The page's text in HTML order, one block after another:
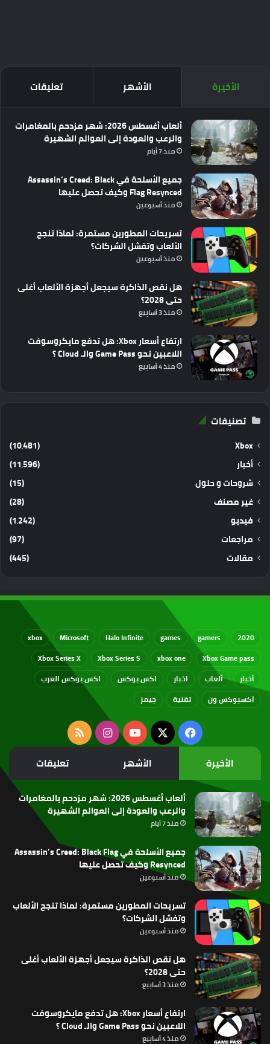
الأخيرة الأشهر تعليقات
ألعاب أغسطس 2026: شهر مزدحم بالمغامرات
والرعب والعودة إلى العوالم الشهيرة
منذ 7 أيام
جميع الأسلحة في Assassin’s Creed: Black
Flag Resynced وكيف تحصل عليها
منذ أسبوعين
تسريحات المطورين مستمرة: لماذا تنجح
الألعاب وتفشل الشركات؟
منذ أسبوعين
هل نقص الذاكرة سيجعل أجهزة الألعاب أغلى
حتى 2028؟
منذ 3 أسابيع
ارتفاع أسعار Xbox: هل تدفع مايكروسوفت
اللاعبين نحو Game Pass والـ Cloud ؟
منذ 4 أسابيع
تصنيفات
Xbox
(10٬481)
أخبار
(11٬596)
شروحات و حلول
(15)
غير مصنف
(28)
فيديو
(1٬242)
مراجعات
(97)
مقالات
(445)
2020
gamers
games
Halo Infinite
Microsoft
xbox
Xbox Game pass
xbox one
Xbox Series S
Xbox Series X
أخبار
ألعاب اخبار اكس بوكس
اكس بوكس العرب
اكسبوكس ون
تقنية جيمز
فيسبوك
‫X
‫YouTubeانستقرامملخص
الموقع
RSS
الأخيرة الأشهر تعليقات
ألعاب أغسطس 2026: شهر مزدحم بالمغامرات
والرعب والعودة إلى العوالم الشهيرة
منذ 7 أيام
جميع الأسلحة في Assassin’s Creed: Black Flag
Resynced وكيف تحصل عليها
منذ أسبوعين
تسريحات المطورين مستمرة: لماذا تنجح الألعاب
وتفشل الشركات؟
منذ أسبوعين
هل نقص الذاكرة سيجعل أجهزة الألعاب أغلى
حتى 2028؟
منذ 3 أسابيع
ارتفاع أسعار Xbox: هل تدفع مايكروسوفت
اللاعبين نحو Game Pass والـ Cloud ؟
منذ 4 أسابيع